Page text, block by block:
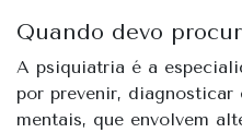
Quando devo
A psiquiatria é a
por prevenir,
mentais, que envolvem